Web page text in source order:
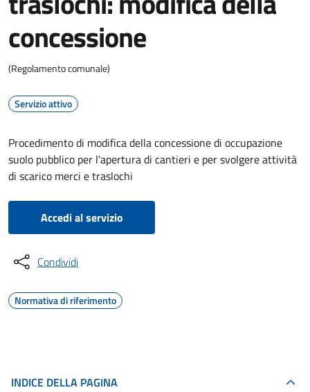
concessione
(Regolamento comunale)
Servizio attivo
Procedimento di modifica della concessione di occupazione
suolo pubblico per l'apertura di cantieri e per svolgere attività
di scarico merci e traslochi
Accedi al servizio
Condividi
Normativa di riferimento
INDICE DELLA PAGINA